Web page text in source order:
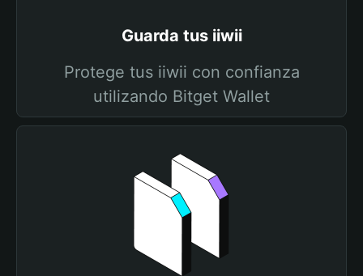
Guarda tus iiwii
Protege tus iiwii con confianza
utilizando Bitget Wallet